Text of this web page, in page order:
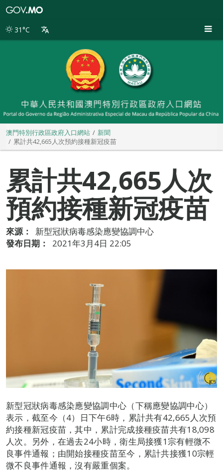
別
31°C
澳門特別行政區政府入口網站
新聞
累計共42,665人次預約接種新冠疫苗
累計共42,665人次
預約接種新冠疫苗
來源：
新型冠狀病毒感染應變協調中心
發布日期：
2021年3月4日 22:05
新型冠狀病毒感染應變協調中心（下稱應變協調中心）
表示，截至今（4）日下午6時，累計共有42,665人次預
約接種新冠疫苗，其中，累計完成接種疫苗共有18,098
人次。另外，在過去24小時，衛生局接獲1宗有輕微不
良事件通報；由開始接種疫苗至今，累計共接獲10宗輕
微不良事件通報，沒有嚴重個案。